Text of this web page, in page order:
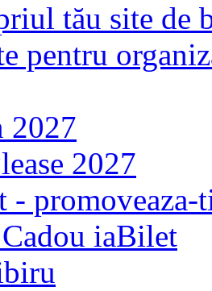
tău site de
pentru
2027
2027
- promoveaza-
iaBilet